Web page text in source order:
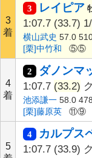
3
着
3 レイピア
1:07.7 (33.7)
横山武史 57.0
[栗]中竹和
⑤⑤
4
着
2 ダノンマ
1:07.7 (33.2)
池添謙一 58.0
[栗]藤原英
⑪⑨
5
4 カルプス
1:07.7 (33.9)